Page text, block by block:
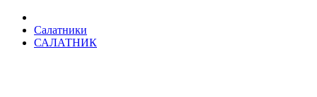
Салатники
САЛАТНИК